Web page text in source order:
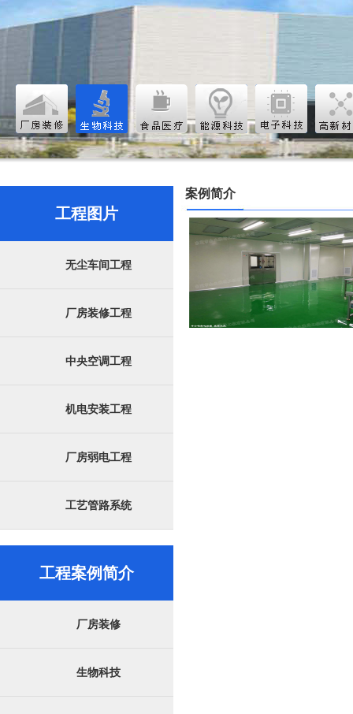
工程图片
无尘车间工程
厂房装修工程
中央空调工程
机电安装工程
厂房弱电工程
工艺管路系统
工程案例简介
厂房装修
生物科技
案例简介